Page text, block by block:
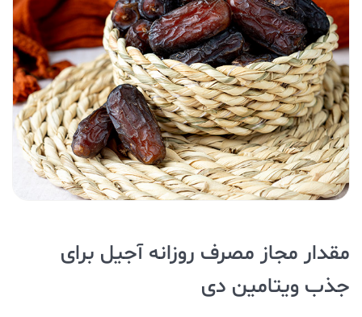
مقدار مجاز مصرف روزانه آجیل برای
جذب ویتامین دی